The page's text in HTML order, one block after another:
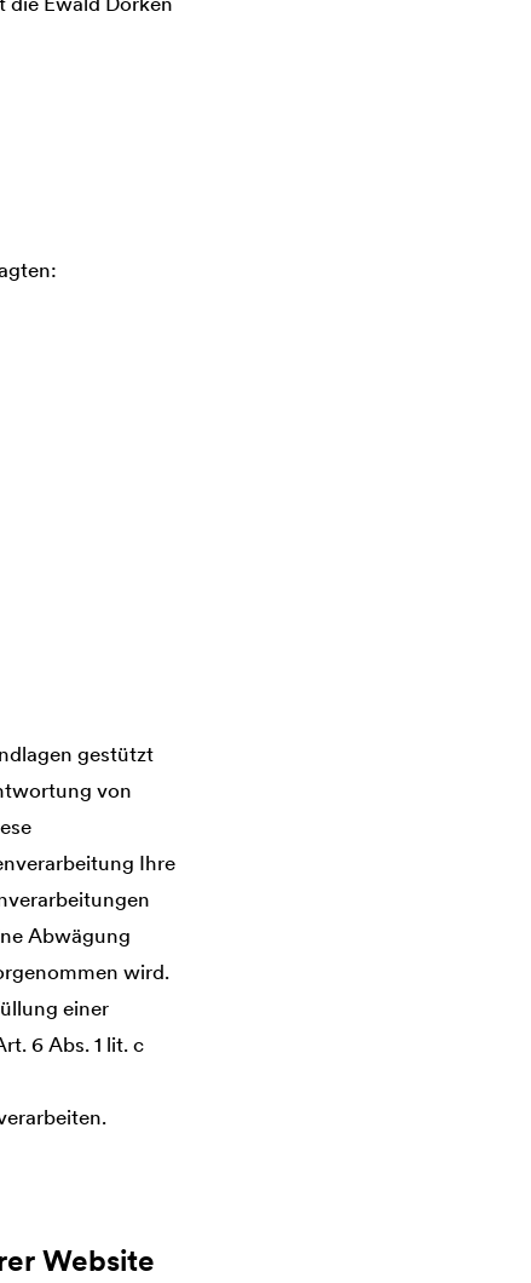
gestützt
von
Ihre
Abwägung
wird.
einer
6 Abs. 1 lit. c
Website